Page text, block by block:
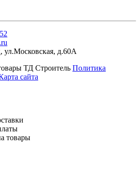
, ул.Московская, д.60А
ТД Строитель Политика
сайта
товары